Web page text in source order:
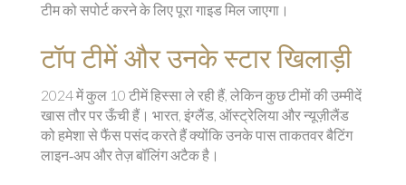
टीम को सपोर्ट करने के लिए पूरा गाइड मिल जाएगा।
टॉप टीमें और उनके स्टार खिलाड़ी
2024 में कुल 10 टीमें हिस्सा ले रही हैं, लेकिन कुछ टीमों की उम्मीदें
खास तौर पर ऊँची हैं। भारत, इंग्लैंड, ऑस्ट्रेलिया और न्यूज़ीलैंड
को हमेशा से फैंस पसंद करते हैं क्योंकि उनके पास ताकतवर बैटिंग
लाइन‑अप और तेज़ बॉलिंग अटैक है।